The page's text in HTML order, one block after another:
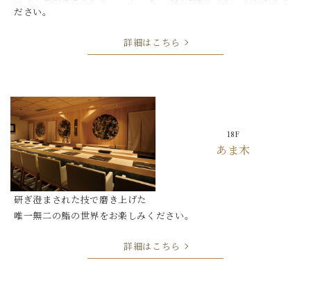
ださい。
詳細はこちら
18F
あま木
研ぎ澄まされた技で磨き上げた
唯一無二の鮨の世界をお楽しみください。
詳細はこちら